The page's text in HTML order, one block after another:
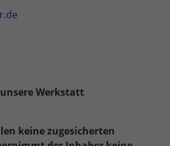
Werkstatt
keine zugesicherten